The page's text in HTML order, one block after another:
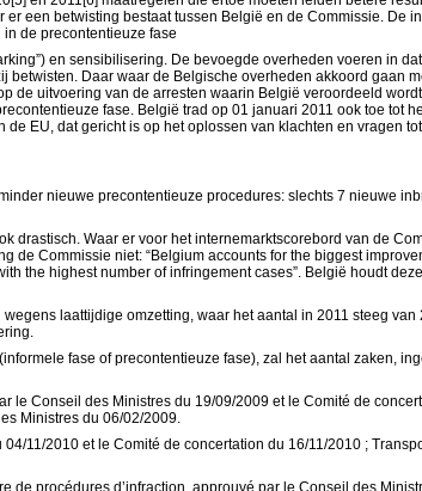
een betwisting bestaat tussen België en de Commissie.
de precontentieuze fase
”) en sensibilisering. De bevoegde overheden voeren in
Daar waar de Belgische overheden akkoord gaan
de uitvoering van de arresten waarin België veroordeeld
fase. België trad op 01 januari 2011 ook toe tot
EU, dat gericht is op het oplossen van klachten en vragen
nieuwe precontentieuze procedures: slechts 7 nieuwe
drastisch. Waar er voor het internemarktscorebord van de
de Commissie niet: “Belgium accounts for the biggest
the highest number of infringement cases”. België houdt
laattijdige omzetting, waar het aantal in 2011 steeg
fase of precontentieuze fase), zal het aantal zaken,
le Conseil des Ministres du 19/09/2009 et le Comité de
Ministres du 06/02/2009.
11/2010 et le Comité de concertation du 16/11/2010 ;
de procédures d’infraction, approuvé par le Conseil des